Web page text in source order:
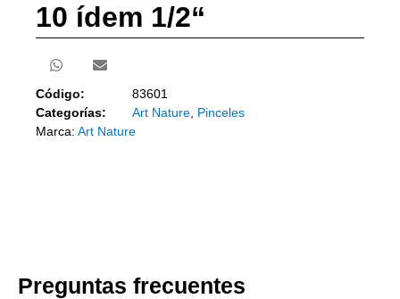
10 ídem 1/2“
Código:
83601
Categorías:
Art Nature Pinceles
Marca: Art Nature
Preguntas frecuentes